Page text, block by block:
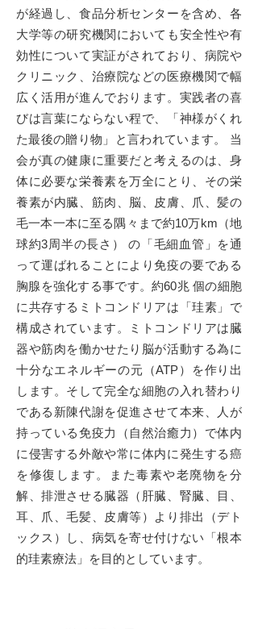
が経過し、食品分析センターを含め、各
大学等の研究機関においても安全性や有
効性について実証がされており、病院や
クリニック、治療院などの医療機関で幅
広く活用が進んでおります。実践者の喜
びは言葉にならない程で、「神様がくれ
た最後の贈り物」と言われています。 当
会が真の健康に重要だと考えるのは、身
体に必要な栄養素を万全にとり、その栄
養素が内臓、筋肉、脳、皮膚、爪、髪の
毛一本一本に至る隅々まで約10万km（地
球約3周半の長さ） の「毛細血管」を通
って運ばれることにより免疫の要である
胸腺を強化する事です。約60兆 個の細胞
に共存するミトコンドリアは「珪素」で
構成されています。ミトコンドリアは臓
器や筋肉を働かせたり脳が活動する為に
十分なエネルギーの元（ATP）を作り出
します。そして完全な細胞の入れ替わり
である新陳代謝を促進させて本来、人が
持っている免疫力（自然治癒力）で体内
に侵害する外敵や常に体内に発生する癌
を修復します。また毒素や老廃物を分
解、排泄させる臓器（肝臓、腎臓、目、
耳、爪、毛髪、皮膚等）より排出（デト
ックス）し、病気を寄せ付けない「根本
的珪素療法」を目的としています。